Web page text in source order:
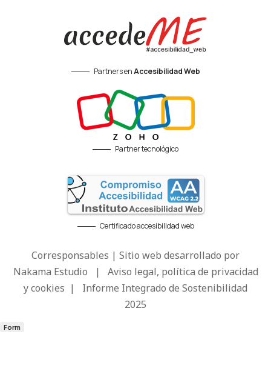
Partners enAccesibilidad Web
Partner tecnológico
Certificado accesibilidad web
Corresponsables | Sitio web desarrollado por
Nakama Estudio | Aviso legal, política de privacidad
y cookies | Informe Integrado de Sostenibilidad
2025
Form